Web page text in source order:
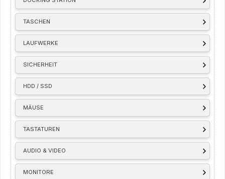
TASCHEN
LAUFWERKE
SICHERHEIT
HDD / SSD
MÄUSE
TASTATUREN
AUDIO & VIDEO
MONITORE